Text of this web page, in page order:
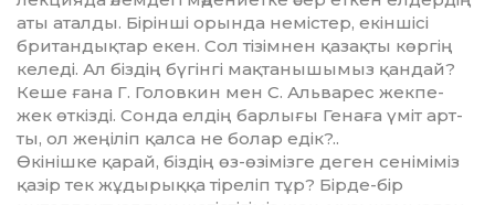
аты аталды. Бірінші орында неміс­тер, екіншісі
британдықтар екен. Сол тізімнен қазақты көргің
келе­ді. Ал біздің бүгінгі мақтаны­шы­мыз қандай?
Кеше ғана Г. Головкин мен С. Альварес жекпе-
жек өткізді. Сонда елдің барлығы Генаға үміт арт­
ты, ол жеңіліп қалса не болар едік?..
Өкінішке қарай, біздің өз-өзі­міз­ге деген сеніміміз
қазір тек жұ­­дырыққа тіреліп тұр? Бірде-бір